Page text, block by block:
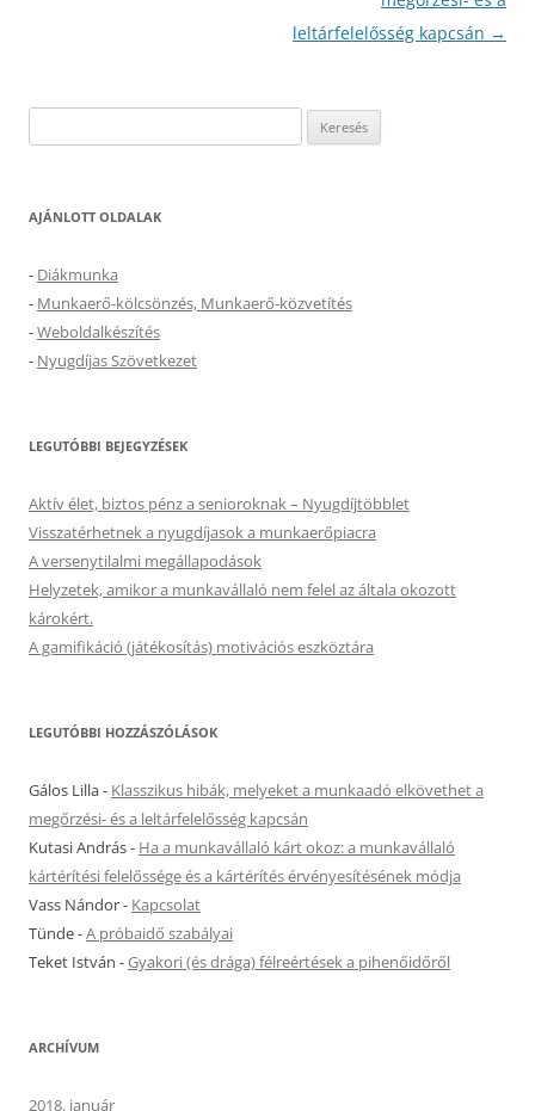
leltárfelelősség kapcsán →
AJÁNLOTT OLDALAK
- Diákmunka
- Munkaerő-kölcsönzés, Munkaerő-közvetítés
-Weboldalkészítés
- Nyugdíjas Szövetkezet
LEGUTÓBBI BEJEGYZÉSEK
Aktív élet, biztos pénz a senioroknak – Nyugdíjtöbblet
Visszatérhetnek a nyugdíjasok a munkaerőpiacra
A versenytilalmi megállapodások
Helyzetek, amikor a munkavállaló nem felel az általa okozott
károkért.
A gamifikáció (játékosítás) motivációs eszköztára
LEGUTÓBBI HOZZÁSZÓLÁSOK
Gálos Lilla- Klasszikus hibák, melyeket a munkaadó elkövethet a
megőrzési- és a leltárfelelősség kapcsán
Kutasi András- Ha a munkavállaló kárt okoz: a munkavállaló
kártérítési felelőssége és a kártérítés érvényesítésének módja
Vass Nándor- Kapcsolat
Tünde-A próbaidő szabályai
Teket István -Gyakori (és drága) félreértések a pihenőidőről
ARCHÍVUM
2018. január